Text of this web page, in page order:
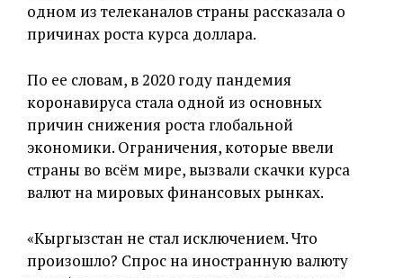
одном из телеканалов страны рассказала о
причинах роста курса доллара.
По ее словам, в 2020 году пандемия
коронавируса стала одной из основных
причин снижения роста глобальной
экономики. Ограничения, которые ввели
страны во всём мире, вызвали скачки курса
валют на мировых финансовых рынках.
«Кыргызстан не стал исключением. Что
произошло? Спрос на иностранную валюту